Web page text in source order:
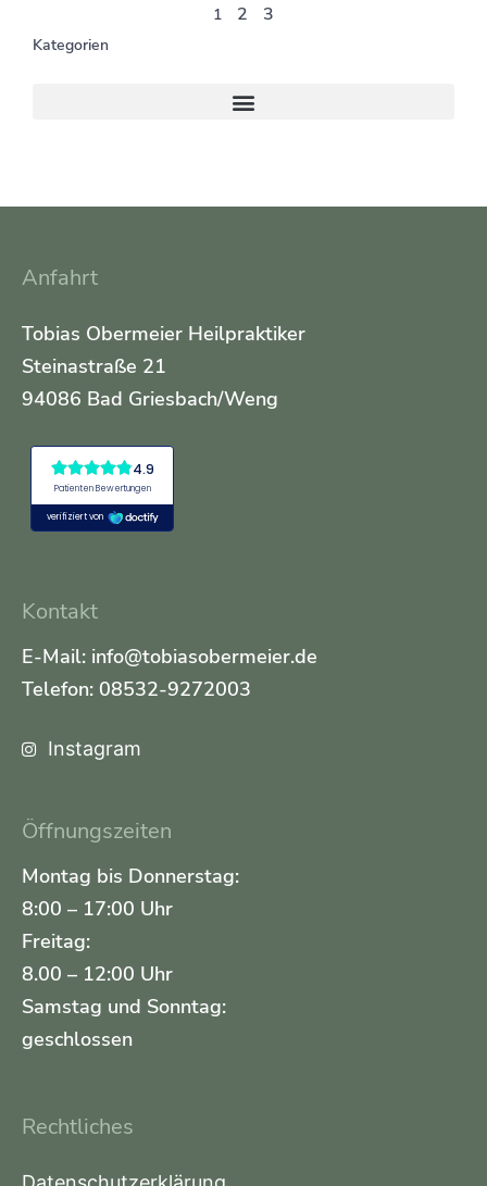
1
2 3
Kategorien
Anfahrt
Tobias Obermeier Heilpraktiker
Steinastraße 21
94086 Bad Griesbach/Weng
Kontakt
E-Mail: info@tobiasobermeier.de
Telefon: 08532-9272003
Instagram
Öffnungszeiten
Montag bis Donnerstag:
8:00 – 17:00 Uhr
Freitag:
8.00 – 12:00 Uhr
Samstag und Sonntag:
geschlossen
Rechtliches